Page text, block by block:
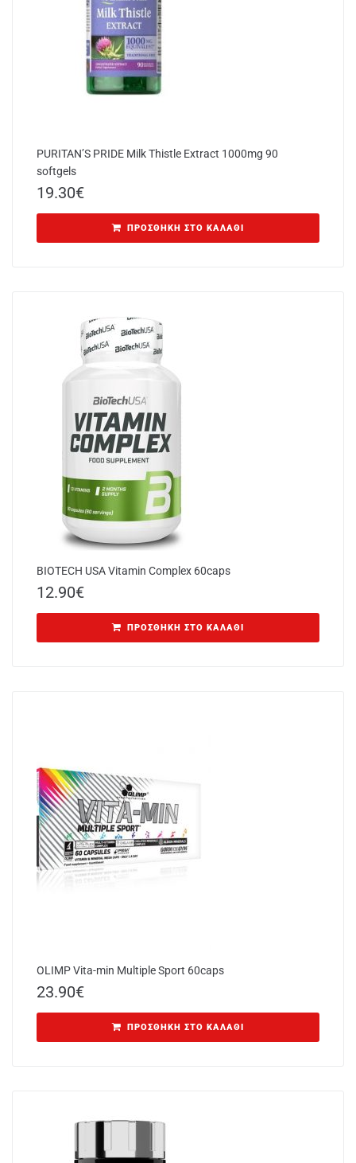
PURITAN’S PRIDE Milk Thistle Extract 1000mg 90
softgels
19.30€
ΠΡΟΣΘΉΚΗ ΣΤΟ ΚΑΛΆΘΙ
BIOTECH USA Vitamin Complex 60caps
12.90€
ΠΡΟΣΘΉΚΗ ΣΤΟ ΚΑΛΆΘΙ
OLIMP Vita-min Multiple Sport 60caps
23.90€
ΠΡΟΣΘΉΚΗ ΣΤΟ ΚΑΛΆΘΙ